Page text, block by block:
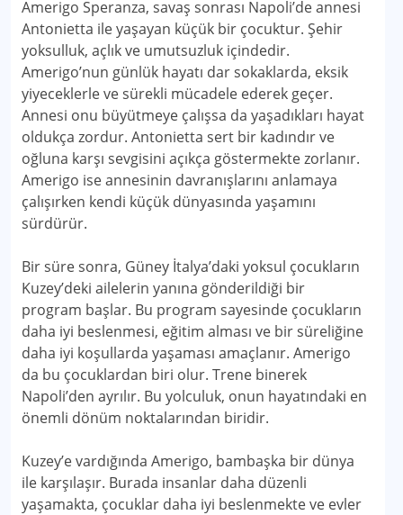
Amerigo Speranza, savaş sonrası Napoli’de annesi
Antonietta ile yaşayan küçük bir çocuktur. Şehir
yoksulluk, açlık ve umutsuzluk içindedir.
Amerigo’nun günlük hayatı dar sokaklarda, eksik
yiyeceklerle ve sürekli mücadele ederek geçer.
Annesi onu büyütmeye çalışsa da yaşadıkları hayat
oldukça zordur. Antonietta sert bir kadındır ve
oğluna karşı sevgisini açıkça göstermekte zorlanır.
Amerigo ise annesinin davranışlarını anlamaya
çalışırken kendi küçük dünyasında yaşamını
sürdürür.
Bir süre sonra, Güney İtalya’daki yoksul çocukların
Kuzey’deki ailelerin yanına gönderildiği bir
program başlar. Bu program sayesinde çocukların
daha iyi beslenmesi, eğitim alması ve bir süreliğine
daha iyi koşullarda yaşaması amaçlanır. Amerigo
da bu çocuklardan biri olur. Trene binerek
Napoli’den ayrılır. Bu yolculuk, onun hayatındaki en
önemli dönüm noktalarından biridir.
Kuzey’e vardığında Amerigo, bambaşka bir dünya
ile karşılaşır. Burada insanlar daha düzenli
yaşamakta, çocuklar daha iyi beslenmekte ve evler